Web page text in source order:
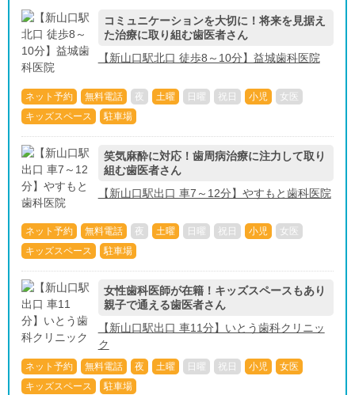
コミュニケーションを大切に！将来を見据え
た治療に取り組む歯医者さん
【新山口駅北口 徒歩8～10分】益城歯科医院
ネット予約 無料電話 夜 土曜 日曜 祝日 小児
女医
キッズスペース
駐車場
笑気麻酔に対応！歯周病治療に注力して取り
組む歯医者さん
【新山口駅出口 車7～12分】やすもと歯科医院
ネット予約 無料電話 夜 土曜 日曜 祝日 小児
女医
キッズスペース
駐車場
女性歯科医師が在籍！キッズスペースもあり
親子で通える歯医者さん
【新山口駅出口 車11分】いとう歯科クリニッ
ク
ネット予約 無料電話 夜 土曜 日曜 祝日 小児
女医
キッズスペース
駐車場